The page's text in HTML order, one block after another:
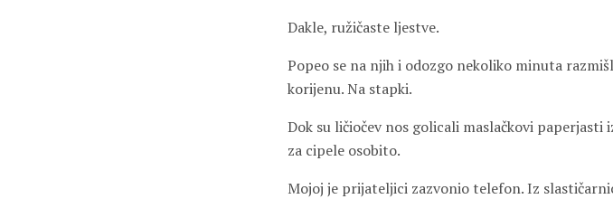
Dakle, ružičaste ljestve.
Popeo se na njih i odozgo nekoliko minuta
korijenu. Na stapki.
Dok su ličiočev nos golicali maslačkovi paperjasti
za cipele osobito.
Mojoj je prijateljici zazvonio telefon. Iz